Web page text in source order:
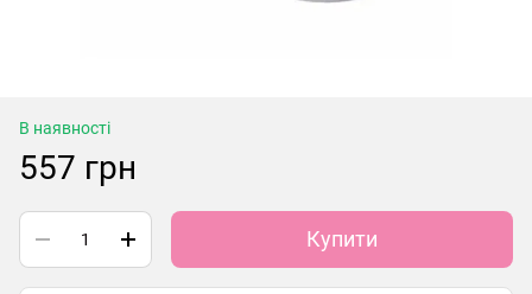
В наявності
557 грн
Купити